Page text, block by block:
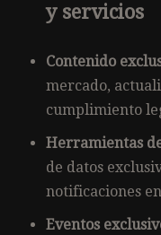
y servicios
Contenido
mercado,
cumplimiento
Herramientas
de datos
notificaciones
Eventos